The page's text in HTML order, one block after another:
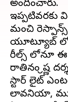
అందించారు.
ఇప్పటివరకు
మంచి
యూట్యూబ్
రీల్స్ లోనూ ఈ
రాతినం క్రిష్ణ
స్టార్ లైట్
లావనియా,